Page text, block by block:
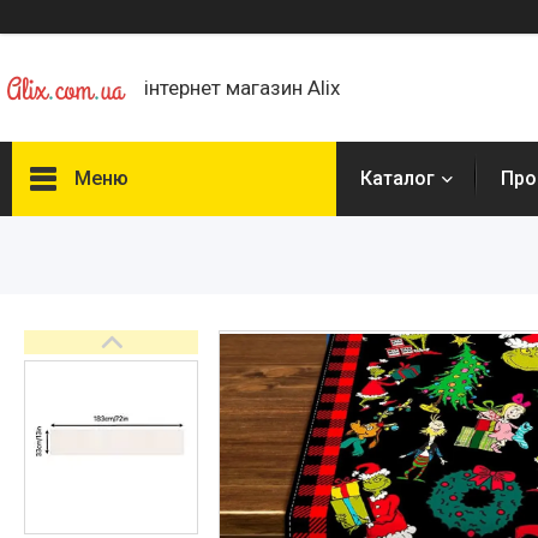
інтернет магазин Alix
Меню Каталог